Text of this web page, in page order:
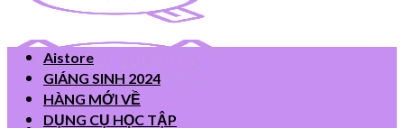
Aistore
GIÁNG SINH 2024
HÀNG MỚI VỀ
DỤNG CỤ HỌC TẬP